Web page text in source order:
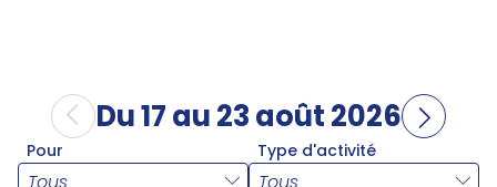
Du 17 au 23 août 2026
Pour Type d'activité